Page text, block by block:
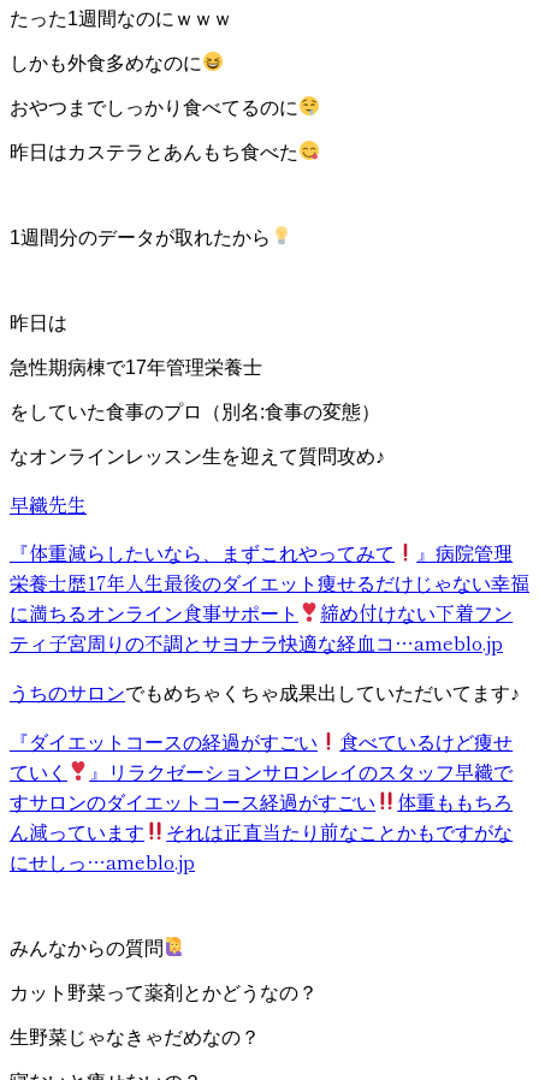
たった1週間なのにｗｗｗ
しかも外食多めなのに
おやつまでしっかり食べてるのに
昨日はカステラとあんもち食べた
1週間分のデータが取れたから
昨日は
急性期病棟で17年管理栄養士
をしていた食事のプロ（別名:食事の変態）
なオンラインレッスン生を迎えて質問攻め♪
早織先生
『体重減らしたいなら、まずこれやってみて
』病院管理
栄養士歴17年人生最後のダイエット痩せるだけじゃない幸福
に満ちるオンライン食事サポート
締め付けない下着フン
ティ子宮周りの不調とサヨナラ快適な経血コ…ameblo.jp
うちのサロンでもめちゃくちゃ成果出していただいてます♪
『ダイエットコースの経過がすごい
食べているけど痩せ
ていく
』 リラクゼーションサロンレイのスタッフ早織で
すサロンのダイエットコース経過がすごい
体重ももちろ
ん減っています
それは正直当たり前なことかもですがな
にせしっ…ameblo.jp
みんなからの質問
カット野菜って薬剤とかどうなの？
生野菜じゃなきゃだめなの？